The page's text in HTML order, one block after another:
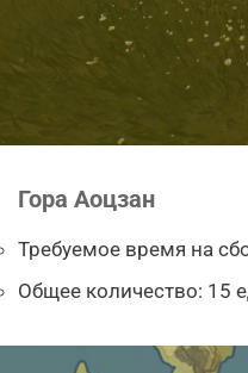
Гора Аоцзан
Требуемое время на
Общее количество: 15